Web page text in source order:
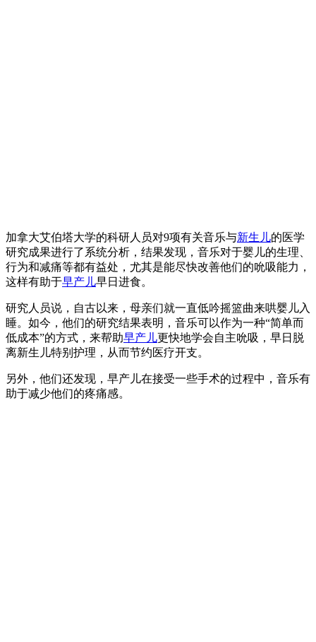
加拿大艾伯塔大学的科研人员对9项有关音乐与新生儿的医学
研究成果进行了系统分析，结果发现，音乐对于婴儿的生理、
行为和减痛等都有益处，尤其是能尽快改善他们的吮吸能力，
这样有助于早产儿早日进食。
研究人员说，自古以来，母亲们就一直低吟摇篮曲来哄婴儿入
睡。如今，他们的研究结果表明，音乐可以作为一种“简单而
低成本”的方式，来帮助早产儿更快地学会自主吮吸，早日脱
离新生儿特别护理，从而节约医疗开支。
另外，他们还发现，早产儿在接受一些手术的过程中，音乐有
助于减少他们的疼痛感。